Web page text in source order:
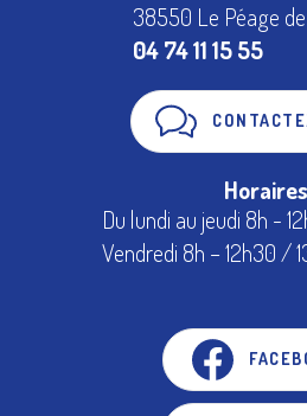
38550 Le Péage
04 74 11 15 55
Horaires
Du lundi au jeudi 8h -
Vendredi 8h – 12h30 /